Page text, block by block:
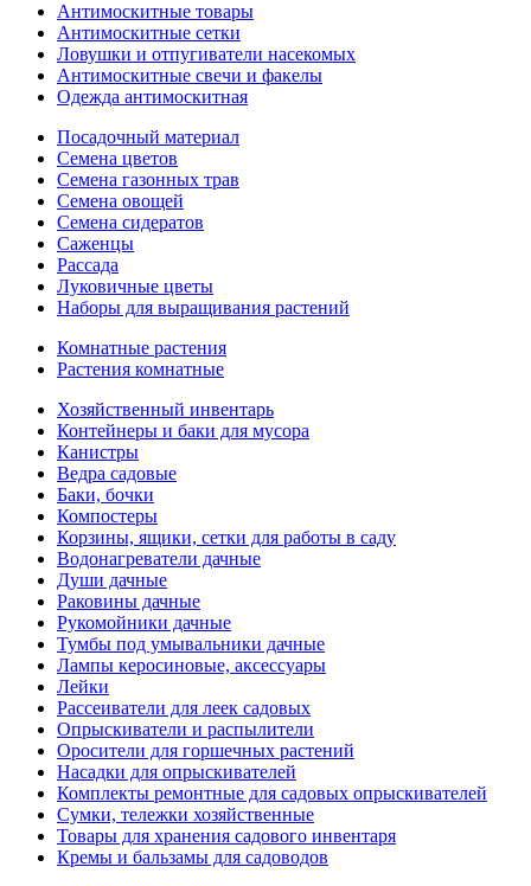
Антимоскитные товары
Антимоскитные сетки
Ловушки и отпугиватели насекомых
Антимоскитные свечи и факелы
Одежда антимоскитная
Посадочный материал
Семена цветов
Семена газонных трав
Семена овощей
Семена сидератов
Саженцы
Рассада
Луковичные цветы
Наборы для выращивания растений
Комнатные растения
Растения комнатные
Хозяйственный инвентарь
Контейнеры и баки для мусора
Канистры
Ведра садовые
Баки, бочки
Компостеры
Корзины, ящики, сетки для работы в саду
Водонагреватели дачные
Души дачные
Раковины дачные
Рукомойники дачные
Тумбы под умывальники дачные
Лампы керосиновые, аксессуары
Лейки
Рассеиватели для леек садовых
Опрыскиватели и распылители
Оросители для горшечных растений
Насадки для опрыскивателей
Комплекты ремонтные для садовых опрыскивателей
Сумки, тележки хозяйственные
Товары для хранения садового инвентаря
Кремы и бальзамы для садоводов